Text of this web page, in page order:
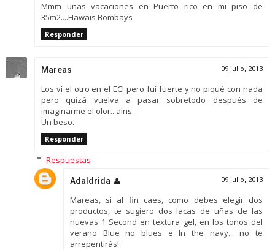
Mmm unas vacaciones en Puerto rico en mi piso de
35m2....Hawais Bombays
Responder
Mareas 09 julio, 2013
Los ví el otro en el ECI pero fuí fuerte y no piqué con nada
pero quizá vuelva a pasar sobretodo después de
imaginarme el olor...ains.
Un beso.
Responder
Respuestas
Adaldrida 09 julio, 2013
Mareas, si al fin caes, como debes elegir dos
productos, te sugiero dos lacas de uñas de las
nuevas 1 Second en textura gel, en los tonos del
verano Blue no blues e In the navy... no te
arrepentirás!